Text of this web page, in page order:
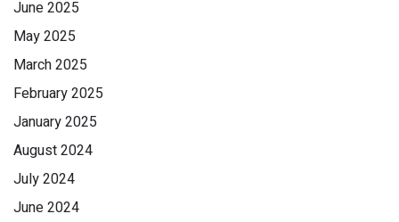
June 2025
May 2025
March 2025
February 2025
January 2025
August 2024
July 2024
June 2024